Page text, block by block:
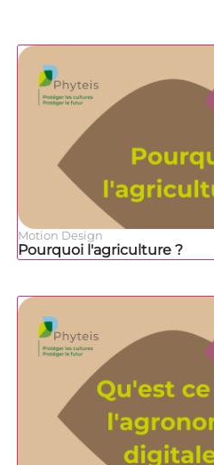
Motion Design
Pourquoi l'agriculture ?